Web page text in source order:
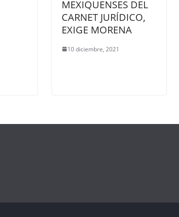
MEXIQUENSES DEL
CARNET JURÍDICO,
EXIGE MORENA
10 diciembre, 2021